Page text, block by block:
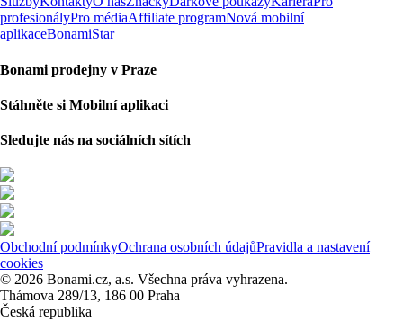
profesionályPro médiaAffiliate programNová mobilní
aplikaceBonamiStar
Bonami prodejny v Praze
Stáhněte si Mobilní aplikaci
Sledujte nás na sociálních sítích
Obchodní podmínkyOchrana osobních údajůPravidla a nastavení
cookies
© 2026 Bonami.cz, a.s. Všechna práva vyhrazena.
Thámova 289/13, 186 00 Praha
Česká republika